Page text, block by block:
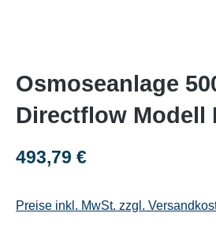
Osmoseanlage
Directflow Modell
Regulärer Preis:
493,79 €
Preise inkl. MwSt. zzgl.